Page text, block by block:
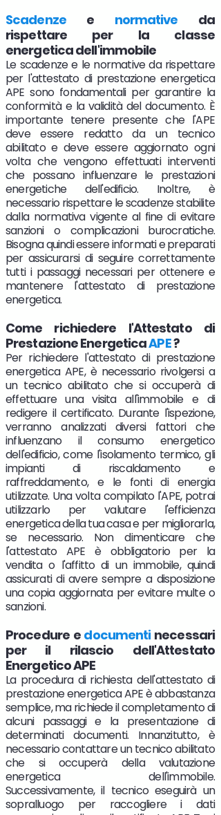
Scadenze e normative da
rispettare per la classe
energetica dell'immobile
Le scadenze e le normative da rispettare
per l'attestato di prestazione energetica
APE sono fondamentali per garantire la
conformità e la validità del documento. È
importante tenere presente che l'APE
deve essere redatto da un tecnico
abilitato e deve essere aggiornato ogni
volta che vengono effettuati interventi
che possano influenzare le prestazioni
energetiche dell'edificio. Inoltre, è
necessario rispettare le scadenze stabilite
dalla normativa vigente al fine di evitare
sanzioni o complicazioni burocratiche.
Bisogna quindi essere informati e preparati
per assicurarsi di seguire correttamente
tutti i passaggi necessari per ottenere e
mantenere l'attestato di prestazione
energetica.
Come richiedere l'Attestato di
Prestazione EnergeticaAPE?
Per richiedere l'attestato di prestazione
energetica APE, è necessario rivolgersi a
un tecnico abilitato che si occuperà di
effettuare una visita all'immobile e di
redigere il certificato. Durante l'ispezione,
verranno analizzati diversi fattori che
influenzano il consumo energetico
dell'edificio, come l'isolamento termico, gli
impianti di riscaldamento e
raffreddamento, e le fonti di energia
utilizzate. Una volta compilato l'APE, potrai
utilizzarlo per valutare l'efficienza
energetica della tua casa e per migliorarla,
se necessario. Non dimenticare che
l'attestato APE è obbligatorio per la
vendita o l'affitto di un immobile, quindi
assicurati di avere sempre a disposizione
una copia aggiornata per evitare multe o
sanzioni.
Procedure e documentinecessari
per il rilascio dell'Attestato
Energetico APE
La procedura di richiesta dell'attestato di
prestazione energetica APE è abbastanza
semplice, ma richiede il completamento di
alcuni passaggi e la presentazione di
determinati documenti. Innanzitutto, è
necessario contattare un tecnico abilitato
che si occuperà della valutazione
energetica dell'immobile.
Successivamente, il tecnico eseguirà un
sopralluogo per raccogliere i dati